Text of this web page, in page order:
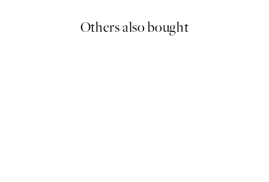
Others also bought